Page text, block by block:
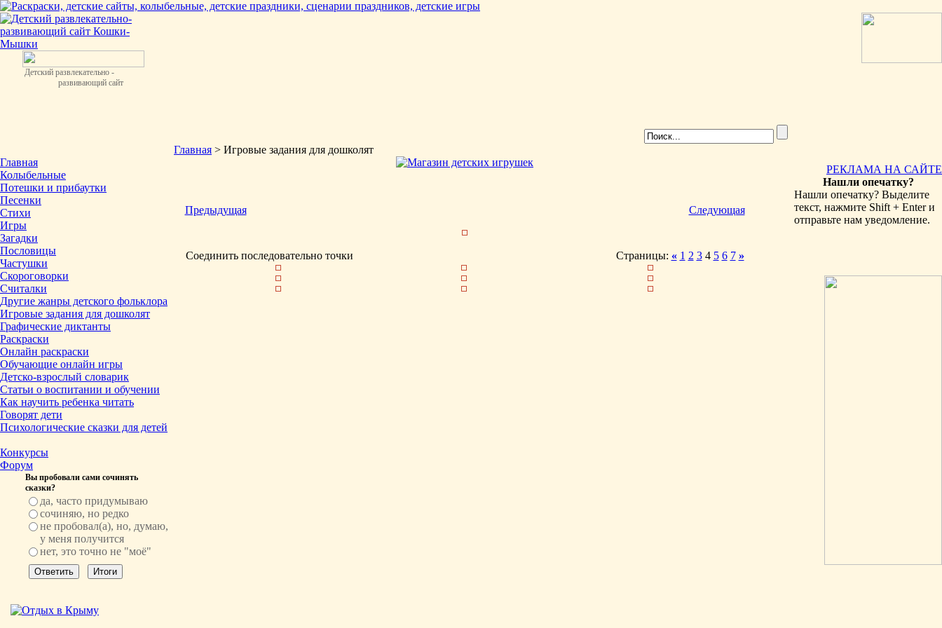
Детский развлекательно -
развивающий сайт
Главная
Колыбельные
Потешки и прибаутки
Песенки
Стихи
Игры
Загадки
Пословицы
Частушки
Скороговорки
Считалки
Другие жанры детского фольклора
Игровые задания для дошколят
Графические диктанты
Раскраски
Онлайн раскраски
Обучающие онлайн игры
Детско-взрослый словарик
Статьи о воспитании и обучении
Как научить ребенка читать
Говорят дети
Психологические сказки для детей
Конкурсы
Форум
Вы пробовали сами сочинять
сказки?
да, часто придумываю
сочиняю, но редко
не пробовал(а), но, думаю,
у меня получится
нет, это точно не "моё"
Главная > Игровые задания для дошколят
Предыдущая Следующая
Соединить последовательно точки Страницы: « 1 2 34 5 6 7 »
РЕКЛАМА НА САЙТЕ
Нашли опечатку?
Нашли опечатку? Выделите
текст, нажмите Shift + Enter и
отправьте нам уведомление.